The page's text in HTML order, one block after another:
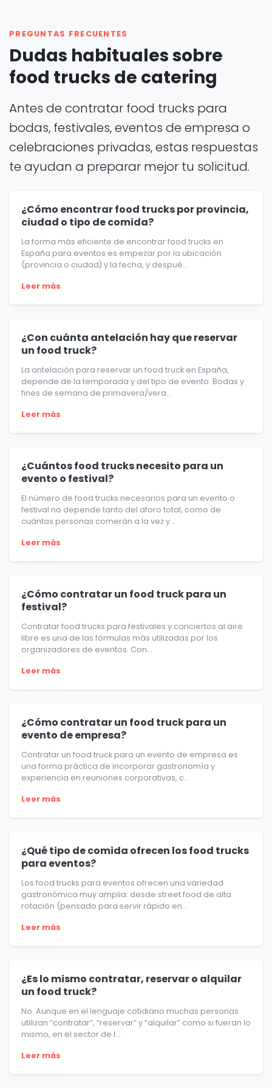
PREGUNTAS FRECUENTES
Dudas habituales sobre
food trucks de catering
Antes de contratar food trucks para
bodas, festivales, eventos de empresa o
celebraciones privadas, estas respuestas
te ayudan a preparar mejor tu solicitud.
¿Cómo encontrar food trucks por provincia,
ciudad o tipo de comida?
La forma más eficiente de encontrar food trucks en
España para eventos es empezar por la ubicación
(provincia o ciudad) y la fecha, y despué...
Leer más
¿Con cuánta antelación hay que reservar
un food truck?
La antelación para reservar un food truck en España,
depende de la temporada y del tipo de evento. Bodas y
fines de semana de primavera/vera...
Leer más
¿Cuántos food trucks necesito para un
evento o festival?
El número de food trucks necesarios para un evento o
festival no depende tanto del aforo total, como de
cuántas personas comerán a la vez y...
Leer más
¿Cómo contratar un food truck para un
festival?
Contratar food trucks para festivales y conciertos al aire
libre es una de las fórmulas más utilizadas por los
organizadores de eventos. Con...
Leer más
¿Cómo contratar un food truck para un
evento de empresa?
Contratar un food truck para un evento de empresa es
una forma práctica de incorporar gastronomía y
experiencia en reuniones corporativas, c...
Leer más
¿Qué tipo de comida ofrecen los food trucks
para eventos?
Los food trucks para eventos ofrecen una variedad
gastronómica muy amplia: desde street food de alta
rotación (pensado para servir rápido en...
Leer más
¿Es lo mismo contratar, reservar o alquilar
un food truck?
No. Aunque en el lenguaje cotidiano muchas personas
utilizan “contratar”, “reservar” y “alquilar” como si fueran lo
mismo, en el sector de l...
Leer más